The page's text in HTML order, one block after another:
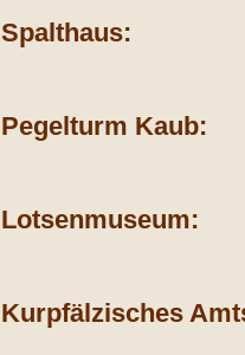
Spalthaus:
Pegelturm Kaub:
Lotsenmuseum:
Kurpfälzisches